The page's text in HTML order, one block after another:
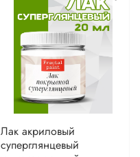
Лак акриловый
суперглянцевый